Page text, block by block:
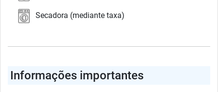
Secadora (mediante taxa)
Informações importantes